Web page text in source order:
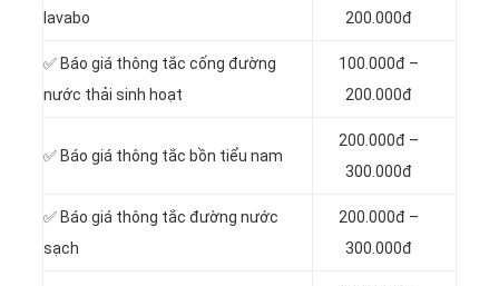
lavabo
200.000đ
‎✅ Báo giá thông tắc cống đường
nước thải sinh hoạt
100.000đ –
200.000đ
✅ Báo giá thông tắc bồn tiểu nam
200.000đ –
300.000đ
✅ Báo giá thông tắc đường nước
sạch
200.000đ –
300.000đ